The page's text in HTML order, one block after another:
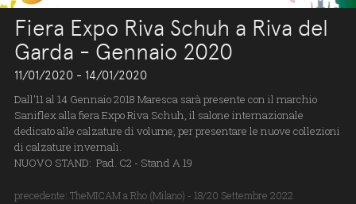
COMUNICAZIONE
CONTATTI
AREA RISERVATA
Fiera Expo Riva Schuh a Riva del
Garda - Gennaio 2020
11/01/2020 - 14/01/2020
Dall'11 al 14 Gennaio 2018 Maresca sarà presente con il marchio
Saniflex alla fiera Expo Riva Schuh, il salone internazionale
dedicato alle calzature di volume, per presentare le nuove collezioni
di calzature invernali.
NUOVO STAND: Pad. C2 - Stand A 19
precedente: TheMICAM a Rho (Milano) - 18/20 Settembre 2022